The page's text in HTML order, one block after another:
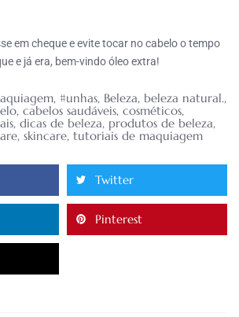
em cheque e evite tocar no cabelo o tempo
e já era, bem-vindo óleo extra!
, #unhas, Beleza, beleza natural.,
, cabelos saudáveis, cosméticos,
, dicas de beleza, produtos de beleza,
, skincare, tutoriais de maquiagem
Twitter
Pinterest